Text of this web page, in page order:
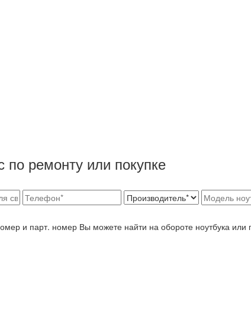
ремонту или покупке
и парт. номер Вы можете найти на обороте ноутбука или